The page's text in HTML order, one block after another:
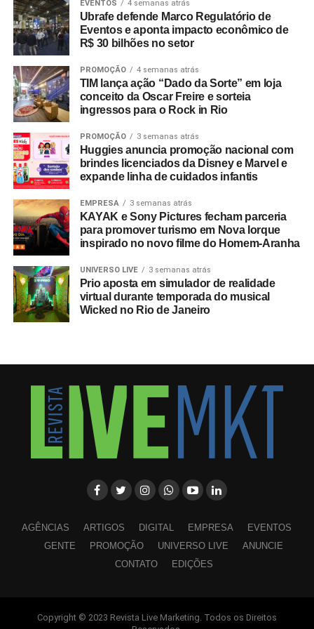
ParkShopping
NÃO PERCA
Planet Franchise faz feira de franquias em Porto
Alegre
nos desafios de distribuição em plataformas de
demand.
Para o fortalecimento da cadeia produtiva, o evento
realiza a Zona de Impulso, espaço de consultoria e
qualificação destinado a criadores com projetos
audiovisuais em fase de desenvolvimento.
A participação nas atividades presenciais é gratuita, com
inscrições sujeitas à lotação por meio das páginas
oficiais do festival. Dando sequência à programação, a
Mostra Audiovisual comKids ocorre de 20 de agosto a 27
de setembro em formato híbrido, com exibições em
centros culturais, no Circuito Spcine e nas plataformas de
streamingItaú Cultural Play e Spcine Play.
EVENTOS 4 semanas atrás
Ubrafe defende Marco Regulatório de
Eventos e aponta impacto econômico de
R$ 30 bilhões no setor
PROMOÇÃO 4 semanas atrás
TIM lança ação “Dado da Sorte” em loja
conceito da Oscar Freire e sorteia
ingressos para o Rock in Rio
PROMOÇÃO 3 semanas atrás
Huggies anuncia promoção nacional com
brindes licenciados da Disney e Marvel e
expande linha de cuidados infantis
EMPRESA 3 semanas atrás
KAYAK e Sony Pictures fecham parceria
para promover turismo em Nova Iorque
inspirado no novo filme do Homem-Aranha
UNIVERSO LIVE 3 semanas atrás
Prio aposta em simulador de realidade
virtual durante temporada do musical
Wicked no Rio de Janeiro
AGÊNCIAS ARTIGOS DIGITAL EMPRESA
EVENTOS
GENTE
PROMOÇÃO UNIVERSO LIVE
ANUNCIE
CONTATO
EDIÇÕES
Copyright © 2023 Revista Live Marketing. Todos os Direitos